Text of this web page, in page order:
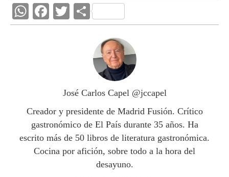
W
h
p
F
ac
k
T
w
C
o
m
p
ar
ti
r
José Carlos Capel @jccapel
Creador y presidente de Madrid Fusión. Crítico
gastronómico de El País durante 35 años. Ha
escrito más de 50 libros de literatura gastronómica.
Cocina por afición, sobre todo a la hora del
desayuno.